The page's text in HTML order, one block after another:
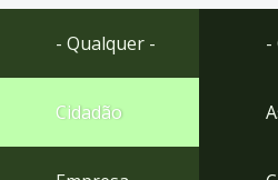
Ir
rodapé
- Qualquer -
Cidadão
-